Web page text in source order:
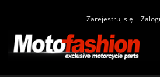
Zarejestruj się